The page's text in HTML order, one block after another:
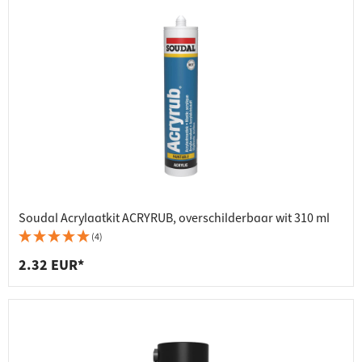
Soudal Acrylaatkit ACRYRUB, overschilderbaar wit 310 ml
(4)
2.32 EUR*